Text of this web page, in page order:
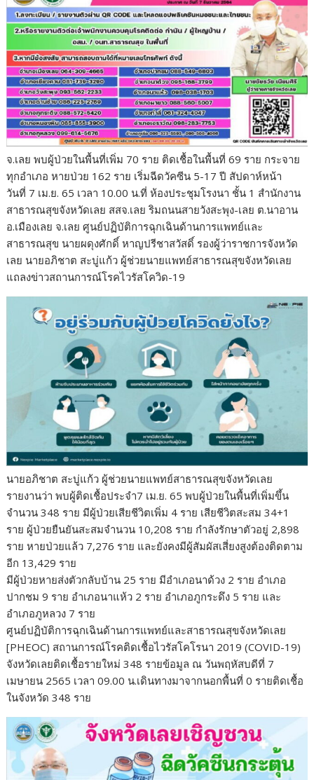
จ.เลย พบผู้ป่วยในพื้นที่เพิ่ม 70 ราย ติดเชื้อในพื้นที่ 69 ราย กระจาย
ทุกอำเภอ หายป่วย 162 ราย เริ่มฉีดวัคซีน 5-17 ปี สัปดาห์หน้า
วันที่ 7 เม.ย. 65 เวลา 10.00 น.ที่ ห้องประชุมโรงนา ชั้น 1 สำนักงาน
สาธารณสุขจังหวัดเลย สสจ.เลย ริมถนนสายวังสะพุง-เลย ต.นาอาน
อ.เมืองเลย จ.เลย ศูนย์ปฏิบัติการฉุกเฉินด้านการแพทย์และ
สาธารณสุข นายผดุงศักดิ์ หาญปรีชาสวัสดิ์ รองผู้ว่าราชการจังหวัด
เลย นายอภิชาต สะบู่แก้ว ผู้ช่วยนายแพทย์สาธารณสุขจังหวัดเลย
แถลงข่าวสถานการณ์โรคไวรัสโควิด-19
นายอภิชาต สะบู่แก้ว ผู้ช่วยนายแพทย์สาธารณสุขจังหวัดเลย
รายงานว่า พบผู้ติดเชื้อประจำ7 เม.ย. 65 พบผู้ป่วยในพื้นที่เพิ่มขึ้น
จำนวน 348 ราย มีผู้ป่วยเสียชีวิตเพิ่ม 4 ราย เสียชีวิตสะสม 34+1
ราย ผู้ป่วยยืนยันสะสมจำนวน 10,208 ราย กำลังรักษาตัวอยู่ 2,898
ราย หายป่วยแล้ว 7,276 ราย และยังคงมีผู้สัมผัสเสี่ยงสูงต้องติดตาม
อีก 13,429 ราย
มีผู้ป่วยหายส่งตัวกลับบ้าน 25 ราย มีอำเภอนาด้วง 2 ราย อำเภอ
ปากชม 9 ราย อำเภอนาแห้ว 2 ราย อำเภอภูกระดึง 5 ราย และ
อำเภอภูหลวง 7 ราย
ศูนย์ปฏิบัติการฉุกเฉินด้านการแพทย์และสาธารณสุขจังหวัดเลย
[PHEOC) สถานการณ์โรคติดเชื้อไวรัสโคโรนา 2019 (COVID-19)
จังหวัดเลยติดเชื้อรายใหม่ 348 รายข้อมูล ณ วันพฤหัสบดีที่ 7
เมษายน 2565 เวลา 09.00 น.เดินทางมาจากนอกพื้นที่ 0 รายติดเชื้อ
ในจังหวัด 348 ราย